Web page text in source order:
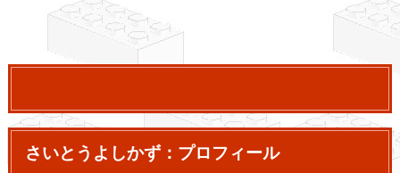
さいとうよしかず：プロフィール